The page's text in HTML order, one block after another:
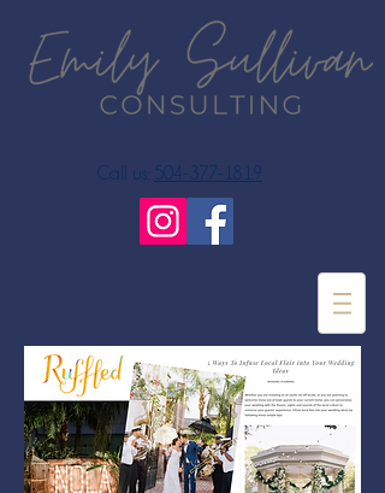
Call us: 504-377-1819